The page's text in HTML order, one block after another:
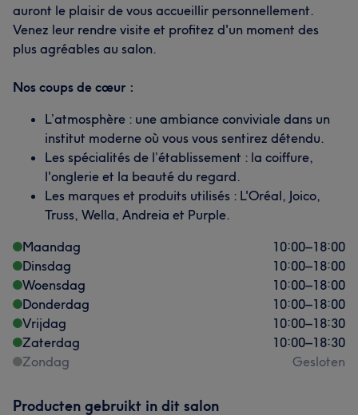
auront le plaisir de vous accueillir personnellement.
Venez leur rendre visite et profitez d'un moment des
plus agréables au salon.
Nos coups de cœur :
L’atmosphère : une ambiance conviviale dans un
institut moderne où vous vous sentirez détendu.
Les spécialités de l’établissement : la coiffure,
l'onglerie et la beauté du regard.
Les marques et produits utilisés : L'Oréal, Joico,
Truss, Wella, Andreia et Purple.
Maandag
10:00–18:00
Dinsdag
10:00–18:00
Woensdag
10:00–18:00
Donderdag
10:00–18:00
Vrijdag
10:00–18:30
Zaterdag
10:00–18:30
Zondag
Gesloten
Producten gebruikt in dit salon